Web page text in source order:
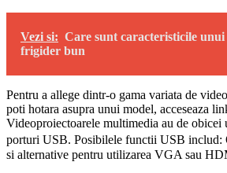
Vezi si: Care sunt caracteristicile unui
frigider bun
Pentru a allege dintr-o gama variata de
poti hotara asupra unui model, acceseaza
Videoproiectoarele multimedia au de obicei
porturi USB. Posibilele functii USB
si alternative pentru utilizarea VGA sau